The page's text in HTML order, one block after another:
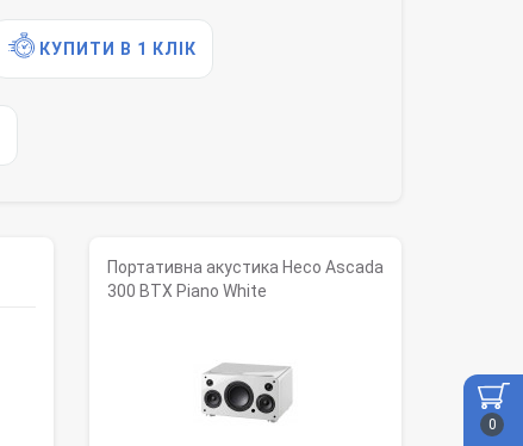
0
КУПИТИ В 1 КЛІК
Портативна акустика Heco Ascada
300 BTX Piano White